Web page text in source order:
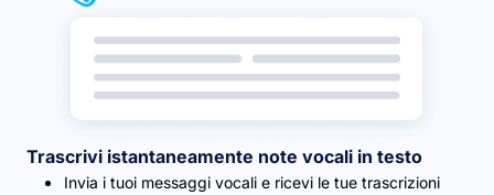
Trascrivi istantaneamente note vocali in testo
Invia i tuoi messaggi vocali e ricevi le tue trascrizioni